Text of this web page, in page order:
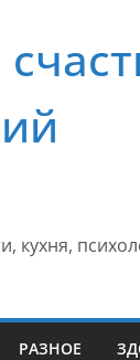
кухня,
РАЗНОЕ